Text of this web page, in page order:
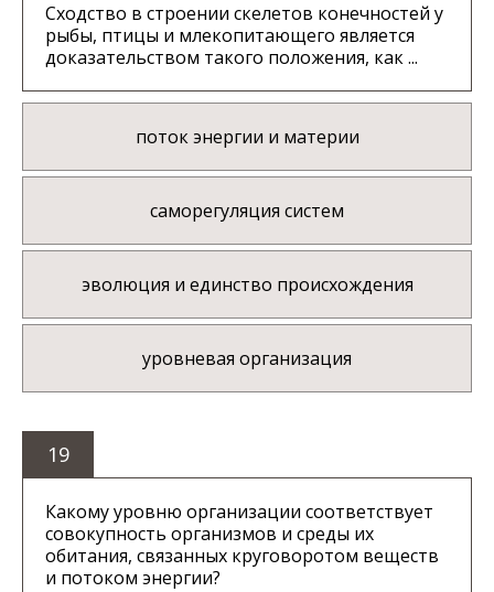
Сходство в строении скелетов конечностей у
рыбы, птицы и млекопитающего является
доказательством такого положения, как ...
поток энергии и материи
саморегуляция систем
эволюция и единство происхождения
уровневая организация
19
Какому уровню организации соответствует
совокупность организмов и среды их
обитания, связанных круговоротом веществ
и потоком энергии?